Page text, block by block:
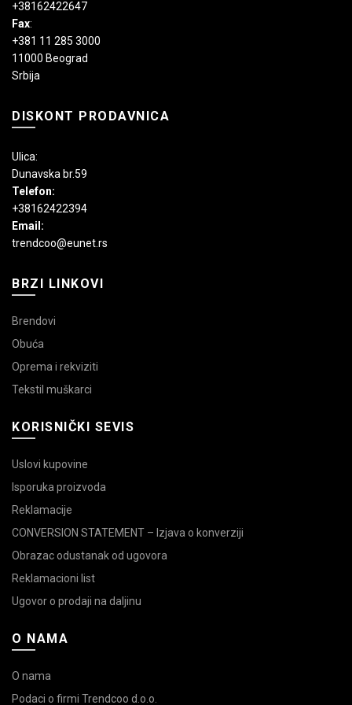
+38162422647
Fax:
+381 11 285 3000
11000 Beograd
Srbija
DISKONT PRODAVNICA
Ulica:
Dunavska br.59
Telefon:
+38162422394
Email:
trendcoo@eunet.rs
BRZI LINKOVI
Brendovi
Obuća
Oprema i rekviziti
Tekstil muškarci
KORISNIČKI SEVIS
Uslovi kupovine
Isporuka proizvoda
Reklamacije
CONVERSION STATEMENT – Izjava o konverziji
Obrazac odustanak od ugovora
Reklamacioni list
Ugovor o prodaji na daljinu
O NAMA
O nama
Podaci o firmi Trendcoo d.o.o.